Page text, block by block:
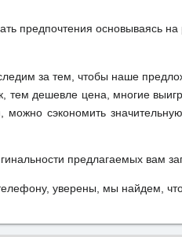
предпочтения основываясь
за тем, чтобы наше
тем дешевле цена, многие
можно сэкономить
предлагаемых вам
уверены, мы найдем,